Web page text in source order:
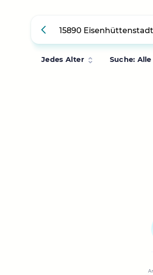
Jedes Alter Suche: Alle